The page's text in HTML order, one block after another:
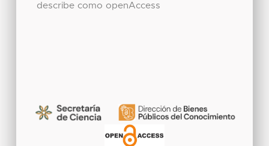
describe como openAccess